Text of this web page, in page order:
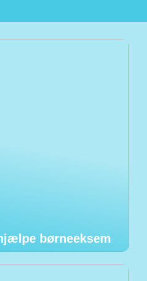
børneeksem